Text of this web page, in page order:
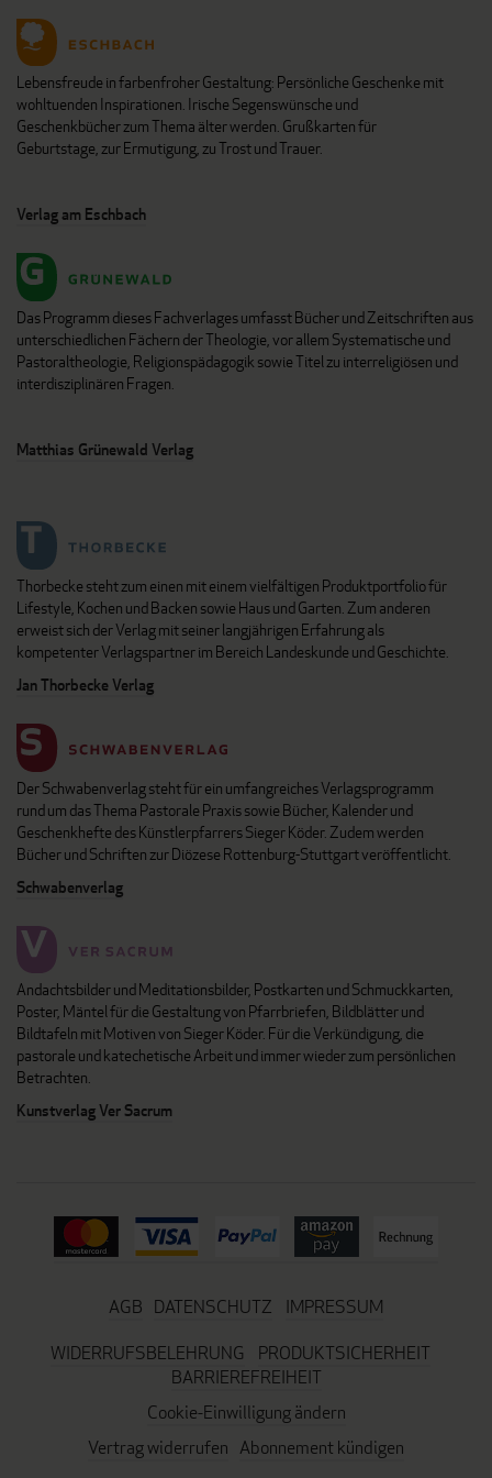
Lebensfreude in farbenfroher Gestaltung: Persönliche Geschenke mit
wohltuenden Inspirationen. Irische Segenswünsche und
Geschenkbücher zum Thema älter werden. Grußkarten für
Geburtstage, zur Ermutigung, zu Trost und Trauer.
Verlag am Eschbach
Das Programm dieses Fachverlages umfasst Bücher und Zeitschriften aus
unterschiedlichen Fächern der Theologie, vor allem Systematische und
Pastoraltheologie, Religionspädagogik sowie Titel zu interreligiösen und
interdisziplinären Fragen.
Matthias Grünewald Verlag
Thorbecke steht zum einen mit einem vielfältigen Produktportfolio für
Lifestyle, Kochen und Backen sowie Haus und Garten. Zum anderen
erweist sich der Verlag mit seiner langjährigen Erfahrung als
kompetenter Verlagspartner im Bereich Landeskunde und Geschichte.
Jan Thorbecke Verlag
Der Schwabenverlag steht für ein umfangreiches Verlagsprogramm
rund um das Thema Pastorale Praxis sowie Bücher, Kalender und
Geschenkhefte des Künstlerpfarrers Sieger Köder. Zudem werden
Bücher und Schriften zur Diözese Rottenburg-Stuttgart veröffentlicht.
Schwabenverlag
Andachtsbilder und Meditationsbilder, Postkarten und Schmuckkarten,
Poster, Mäntel für die Gestaltung von Pfarrbriefen, Bildblätter und
Bildtafeln mit Motiven von Sieger Köder. Für die Verkündigung, die
pastorale und katechetische Arbeit und immer wieder zum persönlichen
Betrachten.
Kunstverlag Ver Sacrum
AGB DATENSCHUTZ
IMPRESSUM
WIDERRUFSBELEHRUNG
PRODUKTSICHERHEIT
BARRIEREFREIHEIT
Cookie-Einwilligung ändern
Vertrag widerrufen Abonnement kündigen